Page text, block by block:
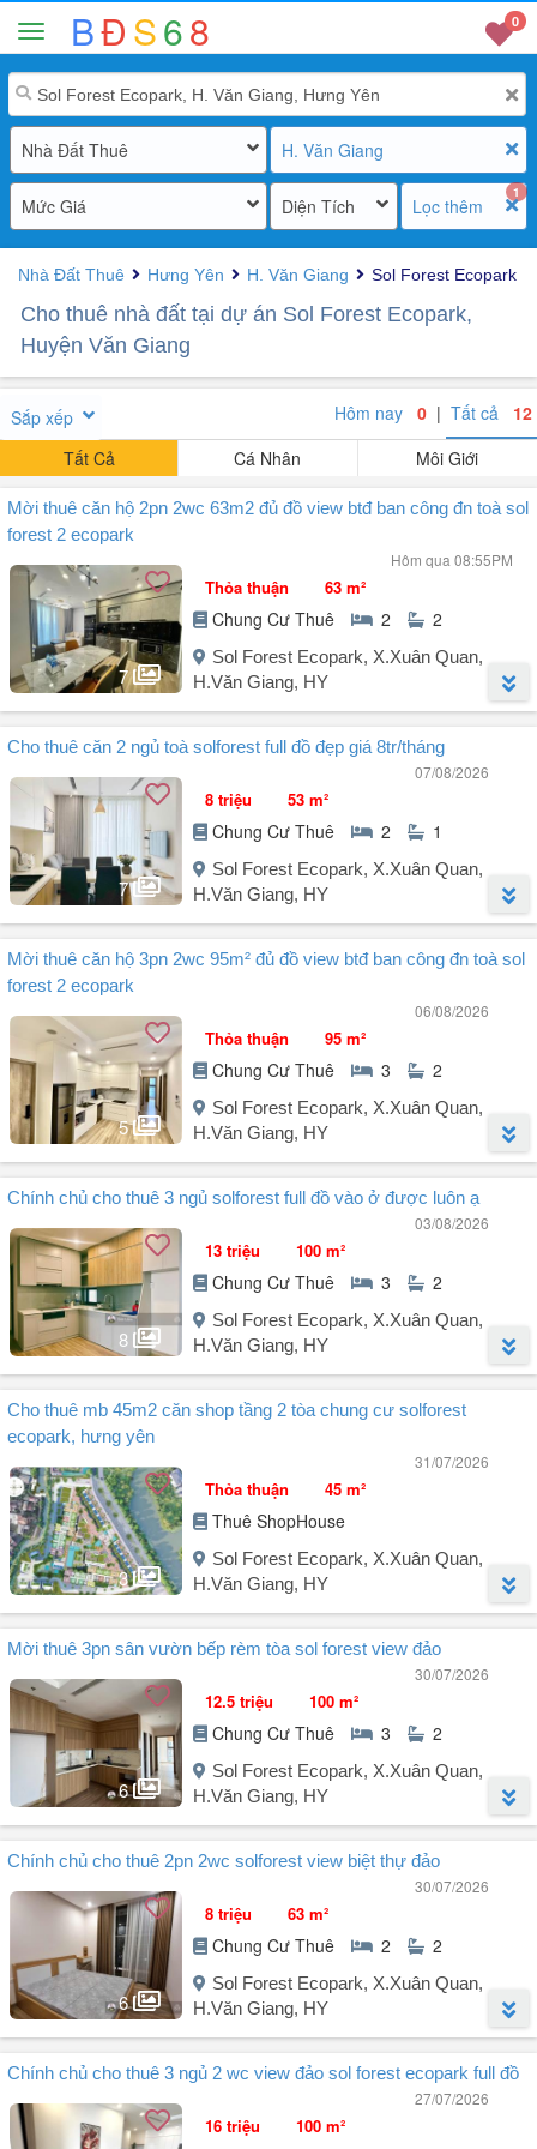
BĐS68 0
Nhà Đất Thuê H. Văn Giang
Mức Giá Diện Tích
1
Lọc thêm
Nhà Đất Thuê Hưng Yên H. Văn Giang Sol Forest Ecopark
Cho thuê nhà đất tại dự án Sol Forest Ecopark,
Huyện Văn Giang
Sắp xếp Hôm nay 0 | Tất cả 12
Tất Cả
Cá Nhân Môi Giới
Mời thuê căn hộ 2pn 2wc 63m2 đủ đồ view btđ ban công đn toà sol
forest 2 ecopark
Hôm qua 08:55PM
7
Thỏa thuận 63 m²
Chung Cư Thuê 2 2
Sol Forest Ecopark, X.Xuân Quan,
H.Văn Giang, HY
Người đăng: Đinh Văn Huấn(4 tin đăng)
- Thiết kế 2PN 2WC ban công ĐN view trực diện BTĐ
- Hiện chủ nhà đã setup full đồ đẹp có máy rửa bát
Ac quan tâm lh E ạ
Cho thuê căn 2 ngủ toà solforest full đồ đẹp giá 8tr/tháng
07/08/2026
7
8 triệu 53 m²
Chung Cư Thuê 2 1
Sol Forest Ecopark, X.Xuân Quan,
H.Văn Giang, HY
Người đăng: Đặng Văn Sơn(29 tin đăng)
Cho thuê căn 2 ngủ Solforest full nội thất đẹp
Căn hộ 2 phòng ngủ, thiết kế hiện đại, full đồ đẹp, chỉ cần xách vali
vào ở.
Không gian sống xanh, tiện ích đẳng cấp tại Ecopark.
Giá thuê chỉ 8 triệu/tháng.
Mời thuê căn hộ 3pn 2wc 95m² đủ đồ view btđ ban công đn toà sol
forest 2 ecopark
06/08/2026
5
Thỏa thuận 95 m²
Chung Cư Thuê 3 2
Sol Forest Ecopark, X.Xuân Quan,
H.Văn Giang, HY
Người đăng: Đinh Văn Huấn
(4 tin đăng)
- Thiết kế 3PN 2WC ban công ĐN view trực diện BTĐ
- Hiện chủ nhà đã setup full đồ đẹp
Ac quan tâm lh E ạ
Chính chủ cho thuê 3 ngủ solforest full đồ vào ở được luôn ạ
03/08/2026
8
13 triệu 100 m²
Chung Cư Thuê 3 2
Sol Forest Ecopark, X.Xuân Quan,
H.Văn Giang, HY
Người đăng: Sơn Lâm(19 tin đăng)
Chính chủ gửi em Lâm cho thuê căn hộ 3PN-2WC
- Full đồ mới, đẹp
- Giá thuê 13 triệu / tháng
- Đầy đủ siêu thị, chỗ đỗ xe oto, bể bơi ....
Anh chị quan tâm liên hệ em Sơn Lâm ( Zalo)
Trân trọng!
Cho thuê mb 45m2 căn shop tầng 2 tòa chung cư solforest
ecopark, hưng yên
31/07/2026
3
Thỏa thuận 45 m²
Thuê ShopHouse
Sol Forest Ecopark, X.Xuân Quan,
H.Văn Giang, HY
Người đăng: Mr Bình
(3 tin đăng)
Cho thuê mặt bằng kinh doanh 45m² căn shop tầng 2 (Sol 2) (mặt
sảnh chính tòa nhà, gần thác nước) tại tòa chung cư Solforest
Ecopark, Hưng Yên.
Tiện làm: văn phòng công ty, lớp học, spa, cắt tóc gội đầu, các dịch
vụ thiết yếu sinh hoạt khác...
Ai có nhu cầu liên hệ trực tiếp chính chủ A. Trung .
Mời thuê 3pn sân vườn bếp rèm tòa sol forest view đảo
30/07/2026
6
12.5 triệu 100 m²
Chung Cư Thuê 3 2
Sol Forest Ecopark, X.Xuân Quan,
H.Văn Giang, HY
Người đăng: Sơn Lâm (19 tin đăng)
- Diện tích 100m² - có sân vườn riêng
- Đã có bếp, rèm, điều hòa, nóng lạnh, nhà wc
- View Biệt thự Đảo
- Anh chị quan tâm liên hệ E. Lâm (Zalo)
Thăm quan miễn phí - không mất phí sale - Quỹ căn đa dạng ạ
Chính chủ cho thuê 2pn 2wc solforest view biệt thự đảo
30/07/2026
6
8 triệu 63 m²
Chung Cư Thuê 2 2
Sol Forest Ecopark, X.Xuân Quan,
H.Văn Giang, HY
Người đăng: Sơn Lâm (19 tin đăng)
- View Biệt Thự Đảo, thoáng mát
- Full đồ - Vào ở được luôn
Chính chủ cho thuê 3 ngủ 2 wc view đảo sol forest ecopark full đồ
27/07/2026
16 triệu 100 m²